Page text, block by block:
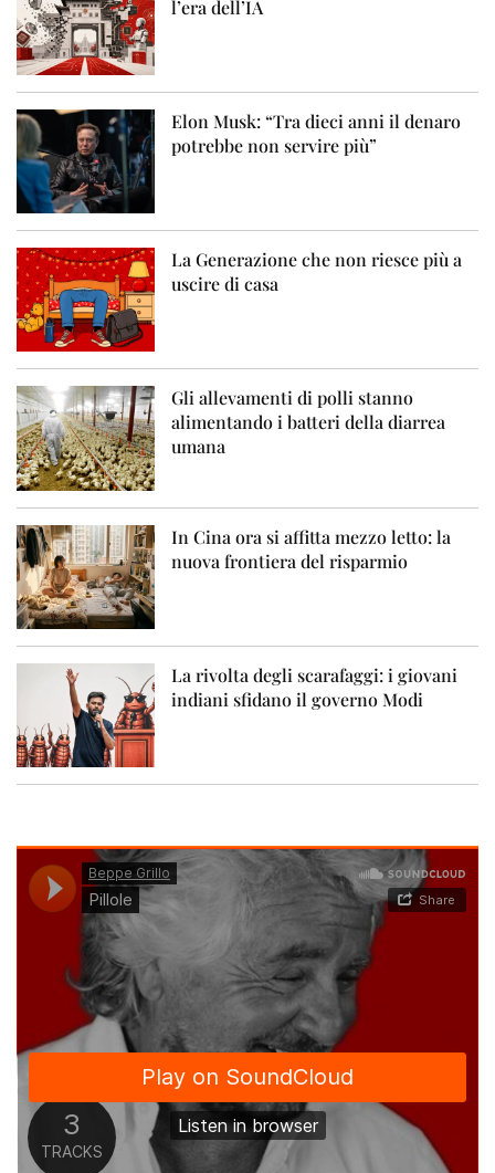
l’era dell’IA
Elon Musk: “Tra dieci anni il denaro
potrebbe non servire più”
La Generazione che non riesce più a
uscire di casa
Gli allevamenti di polli stanno
alimentando i batteri della diarrea
umana
In Cina ora si affitta mezzo letto: la
nuova frontiera del risparmio
La rivolta degli scarafaggi: i giovani
indiani sfidano il governo Modi